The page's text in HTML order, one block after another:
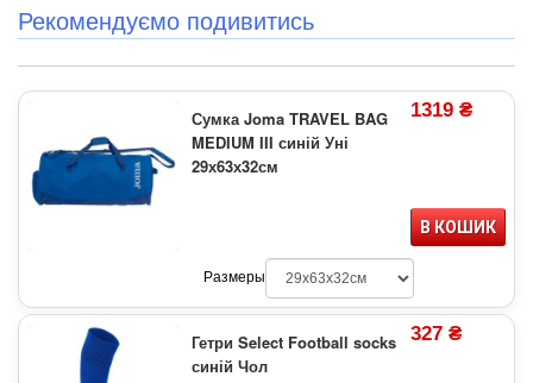
Рекомендуємо подивитись
Сумка Joma TRAVEL BAG
MEDIUM III синій Уні
29х63х32см
1319 ₴
В КОШИК
Размеры
Гетри Select Football socks
синій Чол
327 ₴